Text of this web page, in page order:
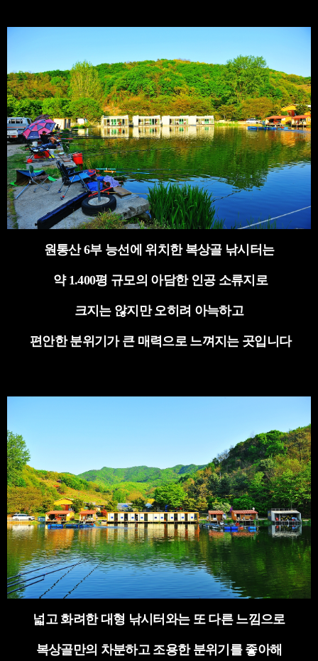
원통산 6부 능선에 위치한 복상골 낚시터는
약 1.400평 규모의 아담한 인공 소류지로
크지는 않지만 오히려 아늑하고
편안한 분위기가 큰 매력으로 느껴지는 곳입니다
넓고 화려한 대형 낚시터와는 또 다른 느낌으로
복상골만의 차분하고 조용한 분위기를 좋아해